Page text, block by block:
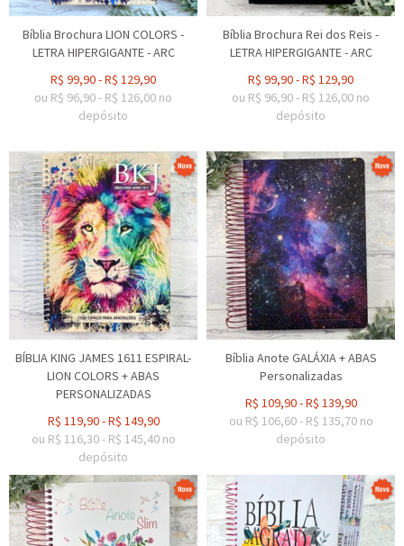
Bíblia Brochura LION COLORS -
LETRA HIPERGIGANTE - ARC
R$ 99,90-R$ 129,90
ou R$ 96,90- R$ 126,00 no
depósito
Bíblia Brochura Rei dos Reis -
LETRA HIPERGIGANTE - ARC
R$ 99,90-R$ 129,90
ou R$ 96,90- R$ 126,00 no
depósito
BÍBLIA KING JAMES 1611 ESPIRAL-
LION COLORS + ABAS
PERSONALIZADAS
R$ 119,90-R$ 149,90
ou R$ 116,30- R$ 145,40 no
depósito
Bíblia Anote GALÁXIA + ABAS
Personalizadas
R$ 109,90-R$ 139,90
ou R$ 106,60- R$ 135,70 no
depósito